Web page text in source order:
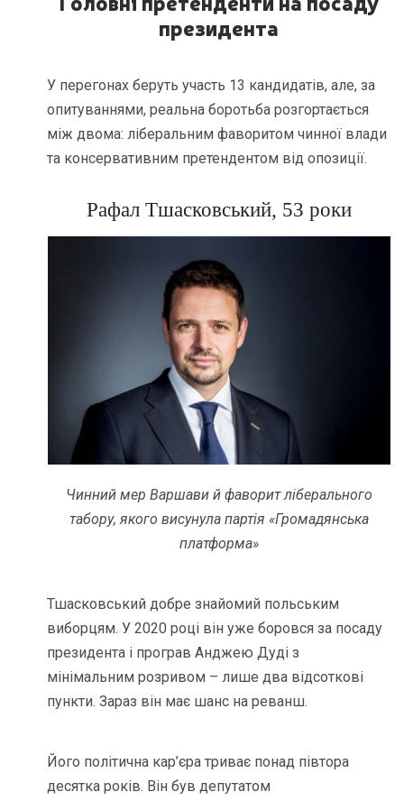
президента
У перегонах беруть участь 13 кандидатів, але, за
опитуваннями, реальна боротьба розгортається
між двома: ліберальним фаворитом чинної влади
та консервативним претендентом від опозиції.
Рафал Тшасковський, 53 роки
Чинний мер Варшави й фаворит ліберального
табору, якого висунула партія «Громадянська
платформа»
Тшасковський добре знайомий польським
виборцям. У 2020 році він уже боровся за посаду
президента і програв Анджею Дуді з
мінімальним розривом – лише два відсоткові
пункти. Зараз він має шанс на реванш.
Його політична кар’єра триває понад півтора
десятка років. Він був депутатом